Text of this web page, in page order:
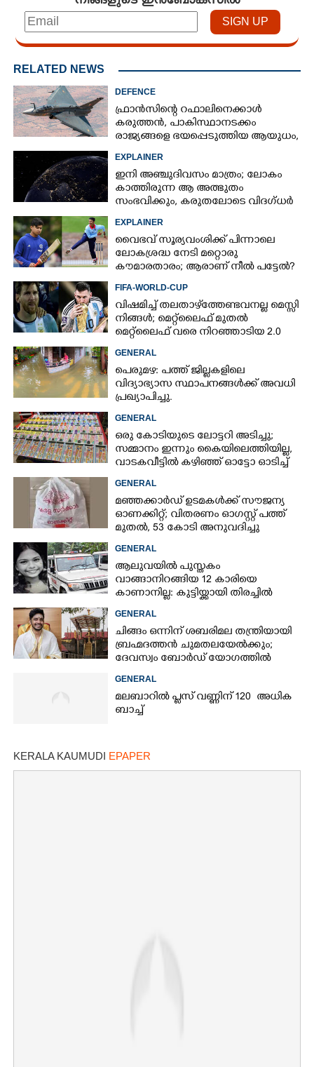
RELATED NEWS
DEFENCE
ഫ്രാൻസിന്റെ റഫാലിനെക്കാൾ
കരുത്തൻ,​ പാകിസ്ഥാനടക്കം
രാജ്യങ്ങളെ ഭയപ്പെടുത്തിയ ആയുധം,​
EXPLAINER
ഇനി അഞ്ചുദിവസം മാത്രം; ലോകം
കാത്തിരുന്ന ആ അത്ഭുതം
സംഭവിക്കും, കരുതലോടെ വിദഗ്ധർ
EXPLAINER
വൈഭവ് സൂര്യവംശിക്ക് പിന്നാലെ
ലോകശ്രദ്ധ നേടി മറ്റൊരു
കൗമാരതാരം; ആരാണ് നീൽ പട്ടേൽ?
FIFA-WORLD-CUP
വിഷമിച്ച് തലതാഴ്‌ത്തേണ്ടവനല്ല മെസ്സി
നിങ്ങള്‍; മെറ്റ്‌ലൈഫ് മുതല്‍
മെറ്റ്‌ലൈഫ് വരെ നിറഞ്ഞാടിയ 2.0
GENERAL
പെരുമഴ: പത്ത് ജില്ലകളിലെ
വിദ്യാഭ്യാസ സ്ഥാപനങ്ങൾക്ക് അവധി
പ്രഖ്യാപിച്ചു.
GENERAL
ഒരു കോടിയുടെ ലോട്ടറി അടിച്ചു;
സമ്മാനം ഇന്നും കൈയിലെത്തിയില്ല,
വാടകവീട്ടിൽ കഴിഞ്ഞ് ഓട്ടോ ഓടിച്ച്
GENERAL
മഞ്ഞക്കാർഡ് ഉടമകൾക്ക് സൗജന്യ
ഓണക്കിറ്റ്; വിതരണം ഓഗസ്റ്റ് പത്ത്
മുതൽ, 53 കോടി അനുവദിച്ചു
GENERAL
ആലുവയിൽ പുസ്തകം
വാങ്ങാനിറങ്ങിയ 12 കാരിയെ
കാണാനില്ല: കുട്ടിയ്ക്കായി തിരച്ചിൽ
GENERAL
ചിങ്ങം ഒന്നിന് ശബരിമല തന്ത്രിയായി
ബ്രഹ്മദത്തൻ ചുമതലയേൽക്കും;
ദേവസ്വം ബോർഡ് യോഗത്തിൽ
GENERAL
മലബാറിൽ പ്ലസ് വണ്ണിന് 120 അധിക
ബാച്ച്
KERALA KAUMUDI EPAPER
Share this link
Copy Link